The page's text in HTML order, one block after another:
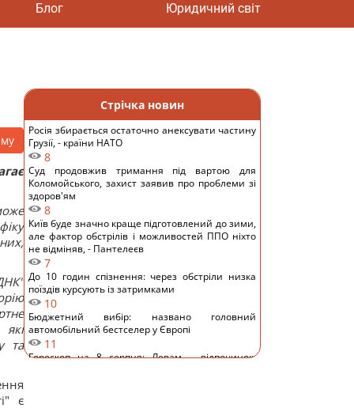
Блог Юридичний світ
та
є
Стрічка новин
Росія збирається остаточно анексувати частину
Грузії, - країни НАТО
8
Суд продовжив тримання під вартою для
Коломойського, захист заявив про проблеми зі
здоров'ям
8
Київ буде значно краще підготовлений до зими,
але фактор обстрілів і можливостей ППО ніхто
не відміняв, - Пантелеєв
7
До 10 годин спізнення: через обстріли низка
поїздів курсують із затримками
10
Бюджетний вибір: названо головний
автомобільний бестселер у Європі
11
Гороскоп на 8 серпня: Левам – відпочинок,